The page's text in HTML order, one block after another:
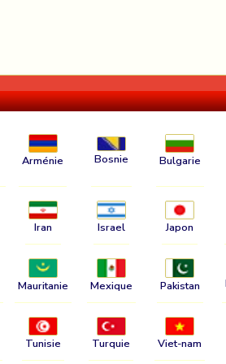
Arménie Bosnie Bulgarie
Iran Israel Japon
Mauritanie Mexique Pakistan
Tunisie Turquie Viet-nam